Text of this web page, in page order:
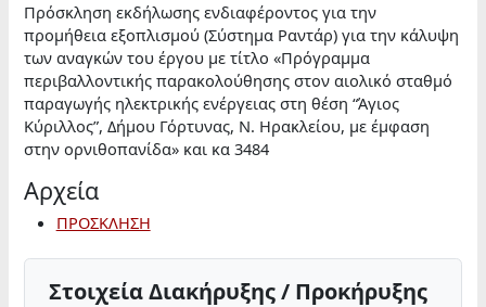
Πρόσκληση εκδήλωσης ενδιαφέροντος για την
προμήθεια εξοπλισμού (Σύστημα Ραντάρ) για την κάλυψη
των αναγκών του έργου με τίτλο «Πρόγραμμα
περιβαλλοντικής παρακολούθησης στον αιολικό σταθμό
παραγωγής ηλεκτρικής ενέργειας στη θέση “Άγιος
Κύριλλος”, Δήμου Γόρτυνας, Ν. Ηρακλείου, με έμφαση
στην ορνιθοπανίδα» και κα 3484
Αρχεία
ΠΡΟΣΚΛΗΣΗ
Στοιχεία Διακήρυξης / Προκήρυξης